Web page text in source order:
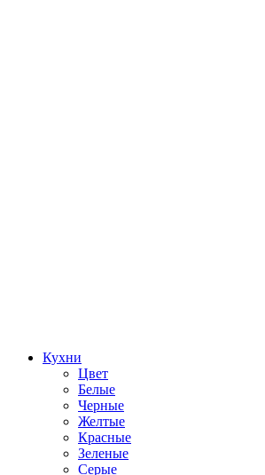
Кухни
Цвет
Белые
Черные
Желтые
Красные
Зеленые
Серые